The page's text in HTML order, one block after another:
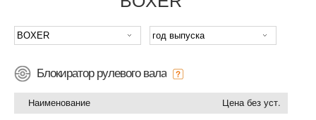
Блокиратор рулевого вала
Наименование Цена без уст.